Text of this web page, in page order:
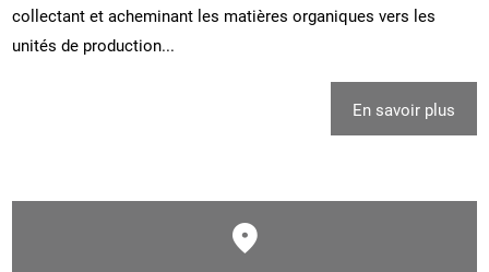
collectant et acheminant les matières organiques vers les
unités de production...
En savoir plus